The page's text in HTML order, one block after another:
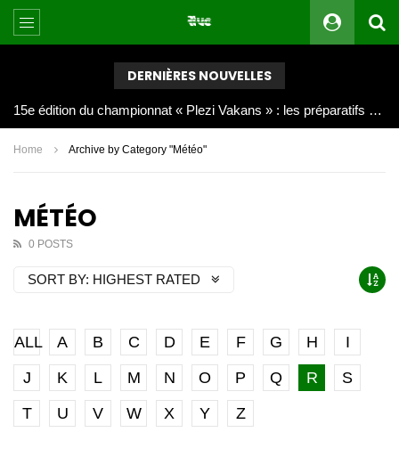
DERNIÈRES NOUVELLES
Joy Clerf Derisier, sur les traces de son père : évangéliser par la musique
Home Archive by Category "Météo"
MÉTÉO
0 POSTS
SORT BY: HIGHEST RATED
ALL A B C D E F G H
I
J
K L M N O P Q R
S
T
U V W X Y Z